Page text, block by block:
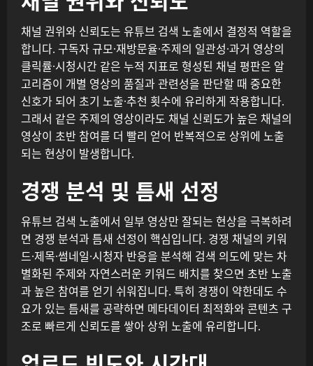
채널 권위와 신뢰도는 유튜브 검색 노출에서 결정적 역할을
합니다. 구독자 규모·재방문율·주제의 일관성·과거 영상의
클릭률·시청시간 같은 누적 지표로 형성된 채널 평판은 알
고리즘이 개별 영상의 품질과 관련성을 판단할 때 중요한
신호가 되어 초기 노출·추천 횟수에 유리하게 작용합니다.
그래서 같은 주제의 영상이라도 채널 신뢰도가 높은 채널의
영상이 초반 참여를 더 빨리 얻어 반복적으로 상위에 노출
되는 현상이 발생합니다.
경쟁 분석 및 틈새 선정
유튜브 검색 노출에서 일부 영상만 잘되는 현상을 극복하려
면 경쟁 분석과 틈새 선정이 핵심입니다. 경쟁 채널의 키워
드·제목·썸네일·시청자 반응을 분석해 검색 의도에 맞는 차
별화된 주제와 자연스러운 키워드 배치를 찾으면 초반 노출
과 높은 참여를 얻기 쉬워집니다. 특히 경쟁이 약한데도 수
요가 있는 틈새를 공략하면 메타데이터 최적화와 콘텐츠 구
조로 빠르게 신뢰도를 쌓아 상위 노출에 유리합니다.